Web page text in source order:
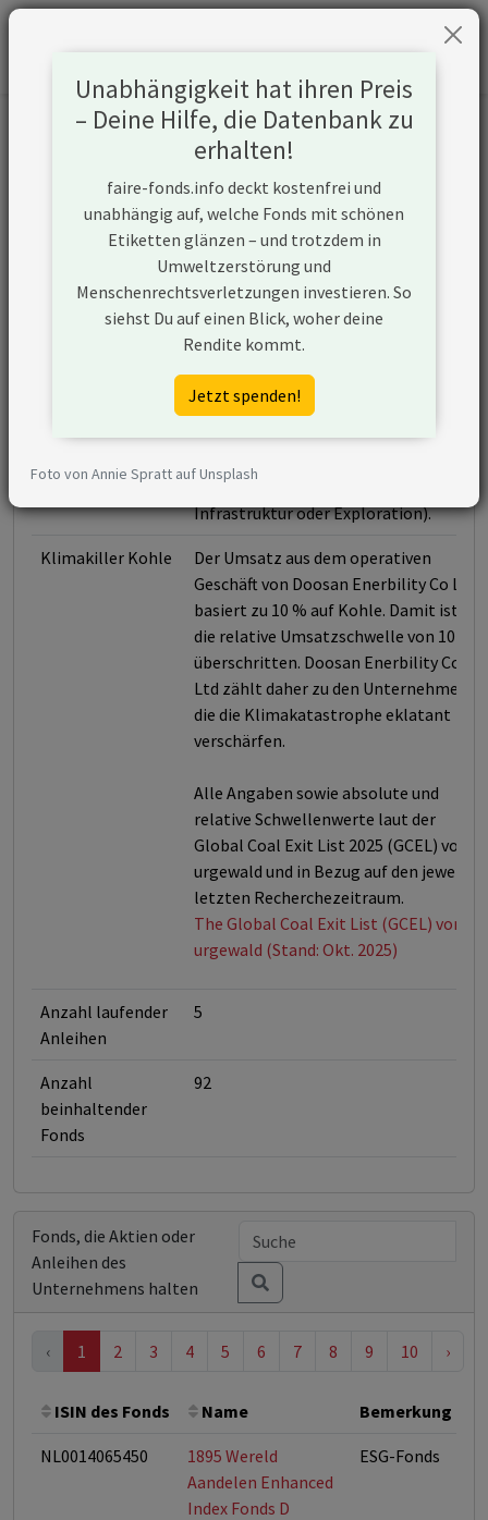
Informationen zum Unternehmen
Doosan Enerbility Co Ltd
https://www.doosanenerbility.com/en
Konflikte
Doosan Enerbility Co Ltd ist ein
Unternehmen aus Südkorea, das (ggf.
über Tochtergesellschaften) Strom
aus Kohle gewinnt und zudem noch
Kohlesektor aufweist (z.B. Logistik,
Infrastruktur oder Exploration).
Klimakiller Kohle
Der Umsatz aus dem operativen
Geschäft von Doosan Enerbility Co Ltd
basiert zu 10 % auf Kohle. Damit ist
die relative Umsatzschwelle von 10 %
überschritten. Doosan Enerbility Co
Ltd zählt daher zu den Unternehmen,
die die Klimakatastrophe eklatant
verschärfen.
Alle Angaben sowie absolute und
relative Schwellenwerte laut der
Global Coal Exit List 2025 (GCEL) von
urgewald und in Bezug auf den jeweils
letzten Recherchezeitraum.
The Global Coal Exit List (GCEL) von
urgewald (Stand: Okt. 2025)
Anzahl laufender
Anleihen
5
Anzahl
beinhaltender
Fonds
92
Fonds, die Aktien oder
Anleihen des
Unternehmens halten
‹ 1 2 3 4 5 6 7 8 9 10 ›
ISIN des Fonds Name Bemerkung
NL0014065450
1895 Wereld
Aandelen Enhanced
Index Fonds D
ESG-Fonds
Unabhängigkeit hat ihren Preis
– Deine Hilfe, die Datenbank zu
erhalten!
faire-fonds.info deckt kostenfrei und
unabhängig auf, welche Fonds mit schönen
Etiketten glänzen – und trotzdem in
Umweltzerstörung und
Menschenrechtsverletzungen investieren. So
siehst Du auf einen Blick, woher deine
Rendite kommt.
Jetzt spenden!
Foto von Annie Spratt auf Unsplash